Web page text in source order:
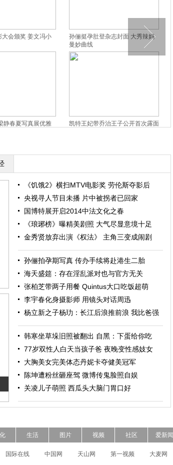
大会颁奖 姜文冯小
孙俪挺孕肚登杂志封面 大秀辣妈
曼妙曲线
静春夏写真展优雅
凯特王妃带乔治王子公开首次露面
《饥饿2》横扫MTV电影奖 劳伦斯夺影后
央视寻人节目未播 片中被拐者已回家
国博特展开启2014中法文化之春
《琅琊榜》曝精美剧照 大气尽显意境十足
金秀贤放弃出演《权法》 主角三变成闹剧
孙俪拍孕期写真 传办手续将赴港生二胎
海天盛筵：存在淫乱派对也与官方无关
张柏芝带两子用餐 Quintus大口吃饭超萌
李宇春化身摄影师 用镜头对话周迅
杨立新之子杨玏：长江后浪推前浪 我比爸强
韩寒坐草垛旧照被翻出 自黑：下蛋给你吃
77岁双性人白天当孩子爸 夜晚变性感妓女
大胸美女完美体态丹妮卡夺健美冠军
陈坤遭粉丝砸座驾 微博传鬼脸照自娱
关凌儿子萌照 西瓜头大脑门胃口好
生活 图片 视频 社区 爱新闻
国际在线 中国网 天山网 第一视频 大麦网